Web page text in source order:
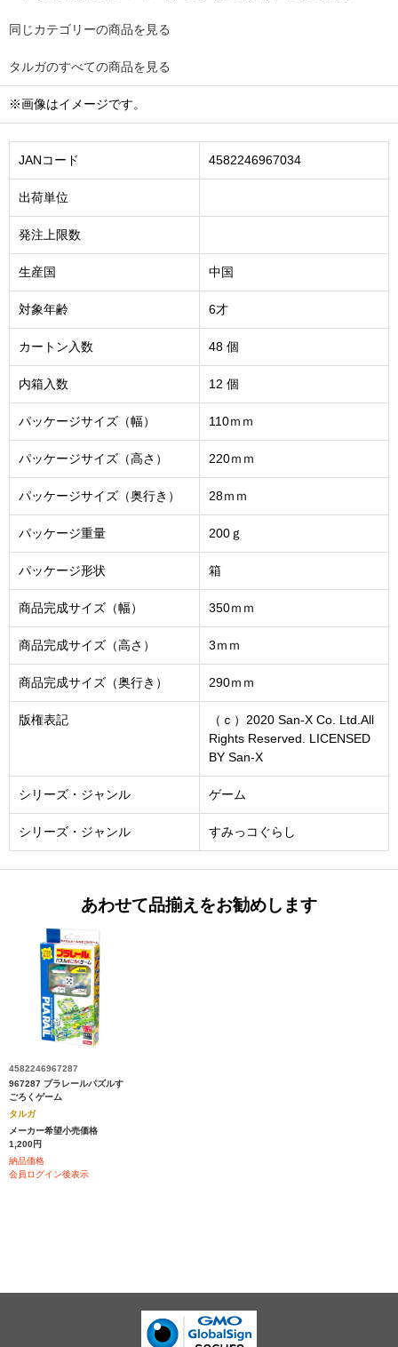
同じカテゴリーの商品を見る
タルガのすべての商品を見る
※画像はイメージです。
JANコード 4582246967034
出荷単位
発注上限数
生産国 中国
対象年齢 6才
カートン入数 48 個
内箱入数 12 個
パッケージサイズ（幅） 110ｍｍ
パッケージサイズ（高さ） 220ｍｍ
パッケージサイズ（奥行き） 28ｍｍ
パッケージ重量 200ｇ
パッケージ形状 箱
商品完成サイズ（幅） 350ｍｍ
商品完成サイズ（高さ） 3ｍｍ
商品完成サイズ（奥行き） 290ｍｍ
版権表記
（ｃ）2020 San-X Co. Ltd.All
Rights Reserved. LICENSED
BY San-X
シリーズ・ジャンル ゲーム
シリーズ・ジャンル すみっコぐらし
あわせて品揃えをお勧めします
4582246967287
967287 プラレールパズルす
ごろくゲーム
タルガ
メーカー希望小売価格
1,200円
納品価格
会員ログイン後表示